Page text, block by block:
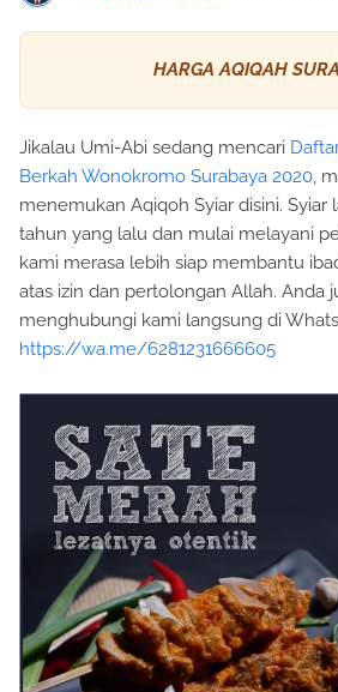
HARGA AQIQAH
Jikalau Umi-Abi sedang mencari
Berkah Wonokromo Surabaya 2020,
menemukan Aqiqoh Syiar disini. Syiar
tahun yang lalu dan mulai melayani
kami merasa lebih siap membantu
atas izin dan pertolongan Allah. Anda
menghubungi kami langsung di
https://wa.me/6281231666605